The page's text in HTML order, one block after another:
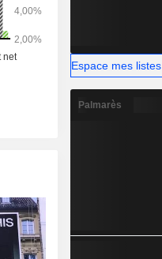
Espace mes listes
Palmarès